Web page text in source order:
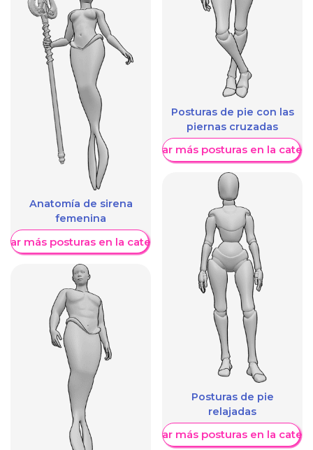
Anatomía de sirena
femenina
más posturas en la categoría
Posturas de pie con las
piernas cruzadas
Mostrar más posturas en la
Posturas de pie
relajadas
Mostrar más posturas en la